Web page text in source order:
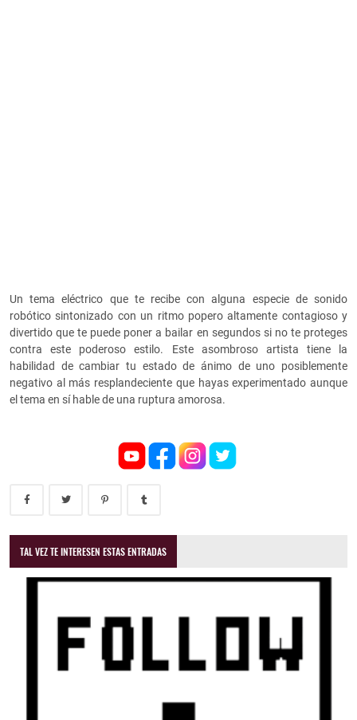
Un tema eléctrico que te recibe con alguna especie de sonido
robótico sintonizado con un ritmo popero altamente contagioso y
divertido que te puede poner a bailar en segundos si no te proteges
contra este poderoso estilo. Este asombroso artista tiene la
habilidad de cambiar tu estado de ánimo de uno posiblemente
negativo al más resplandeciente que hayas experimentado aunque
el tema en sí hable de una ruptura amorosa.
TAL VEZ TE INTERESEN ESTAS ENTRADAS